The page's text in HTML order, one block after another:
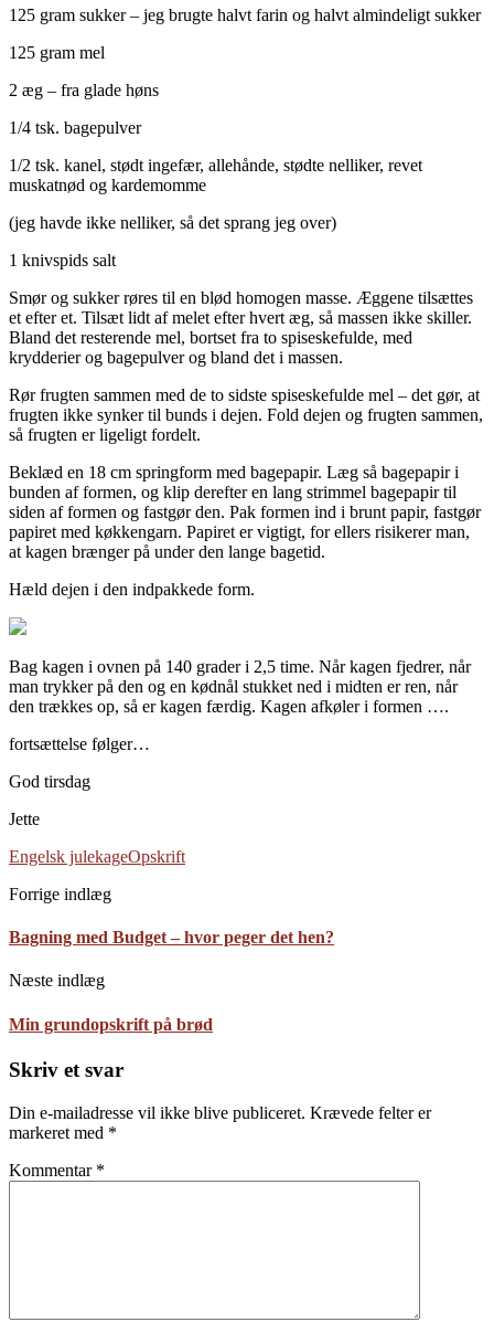
125 gram sukker – jeg brugte halvt farin og halvt almindeligt sukker
125 gram mel
2 æg – fra glade høns
1/4 tsk. bagepulver
1/2 tsk. kanel, stødt ingefær, allehånde, stødte nelliker, revet
muskatnød og kardemomme
(jeg havde ikke nelliker, så det sprang jeg over)
1 knivspids salt
Smør og sukker røres til en blød homogen masse. Æggene tilsættes
et efter et. Tilsæt lidt af melet efter hvert æg, så massen ikke skiller.
Bland det resterende mel, bortset fra to spiseskefulde, med
krydderier og bagepulver og bland det i massen.
Rør frugten sammen med de to sidste spiseskefulde mel – det gør, at
frugten ikke synker til bunds i dejen. Fold dejen og frugten sammen,
så frugten er ligeligt fordelt.
Beklæd en 18 cm springform med bagepapir. Læg så bagepapir i
bunden af formen, og klip derefter en lang strimmel bagepapir til
siden af formen og fastgør den. Pak formen ind i brunt papir, fastgør
papiret med køkkengarn. Papiret er vigtigt, for ellers risikerer man,
at kagen brænger på under den lange bagetid.
Hæld dejen i den indpakkede form.
Bag kagen i ovnen på 140 grader i 2,5 time. Når kagen fjedrer, når
man trykker på den og en kødnål stukket ned i midten er ren, når
den trækkes op, så er kagen færdig. Kagen afkøler i formen ….
fortsættelse følger…
God tirsdag
Jette
Engelsk julekageOpskrift
Forrige indlæg
Bagning med Budget – hvor peger det hen?
Næste indlæg
Min grundopskrift på brød
Skriv et svar
Din e-mailadresse vil ikke blive publiceret. Krævede felter er
markeret med *
Kommentar *